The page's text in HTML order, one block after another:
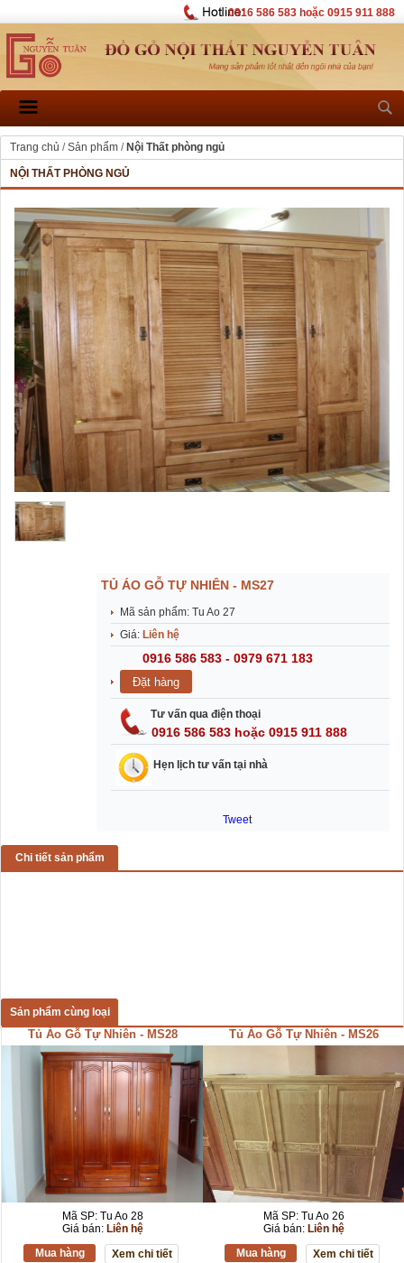
0916 586 583 hoặc 0915 911 888
Trang chủ /Sản phẩm / Nội Thất phòng ngủ
NỘI THẤT PHÒNG NGỦ
TỦ ÁO GỖ TỰ NHIÊN - MS27
Mã sản phẩm: Tu Ao 27
Giá: Liên hệ
0916 586 583 - 0979 671 183
Tư vấn qua điện thoại
0916 586 583 hoặc 0915 911 888
Hẹn lịch tư vấn tại nhà
Tweet
Chi tiết sản phẩm
Sản phẩm cùng loại
Tủ Áo Gỗ Tự Nhiên - MS28
Mã SP: Tu Ao 28
Giá bán: Liên hệ
Mua hàng
Xem chi tiết
Tủ Áo Gỗ Tự Nhiên - MS26
Mã SP: Tu Ao 26
Giá bán: Liên hệ
Mua hàng
Xem chi tiết